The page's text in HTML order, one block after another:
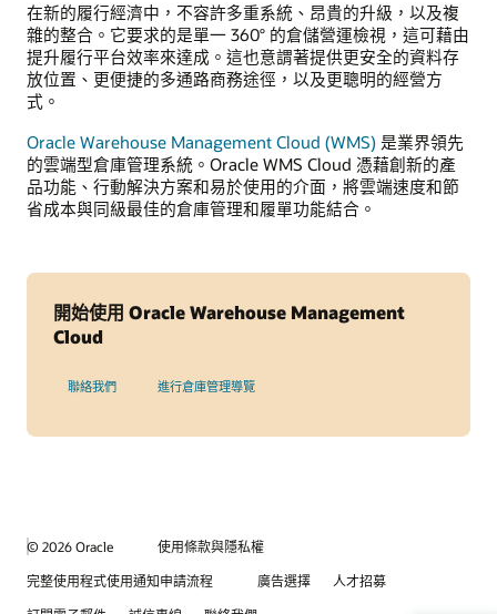
在新的履行經濟中，不容許多重系統、昂貴的升級，以及複
雜的整合。它要求的是單一 360° 的倉儲營運檢視，這可藉由
提升履行平台效率來達成。這也意謂著提供更安全的資料存
放位置、更便捷的多通路商務途徑，以及更聰明的經營方
式。
Oracle Warehouse Management Cloud (WMS) 是業界領先
的雲端型倉庫管理系統。Oracle WMS Cloud 憑藉創新的產
品功能、行動解決方案和易於使用的介面，將雲端速度和節
省成本與同級最佳的倉庫管理和履單功能結合。
開始使用 Oracle Warehouse Management
Cloud
聯絡我們 進行倉庫管理導覽
© 2026 Oracle
使用條款與隱私權
完整使用程式使用通知申請流程
廣告選擇
人才招募